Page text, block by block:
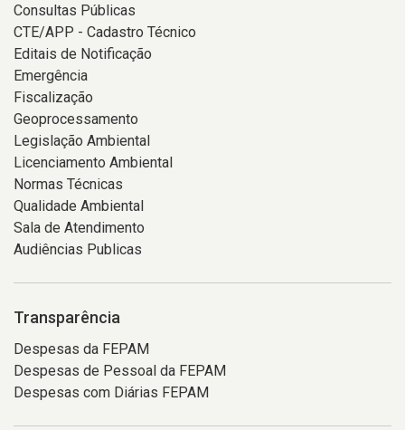
Consultas Públicas
CTE/APP - Cadastro Técnico
Editais de Notificação
Emergência
Fiscalização
Geoprocessamento
Legislação Ambiental
Licenciamento Ambiental
Normas Técnicas
Qualidade Ambiental
Sala de Atendimento
Audiências Publicas
Transparência
Despesas da FEPAM
Despesas de Pessoal da FEPAM
Despesas com Diárias FEPAM